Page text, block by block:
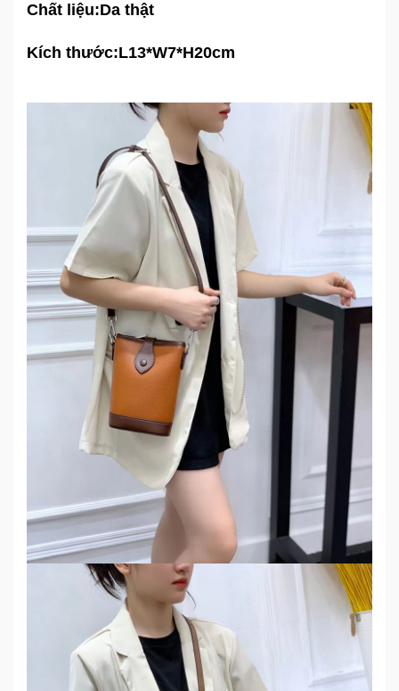
Chất liệu:Da thật
Kích thước:L13*W7*H20cm